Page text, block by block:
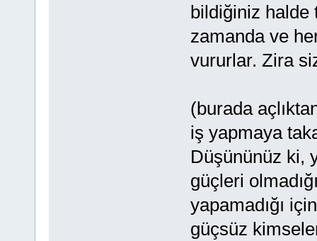
bildiğiniz halde
zamanda ve
vururlar. Zira
(burada
iş yapmaya
Düşününüz ki,
güçleri
yapamadığı
güçsüz